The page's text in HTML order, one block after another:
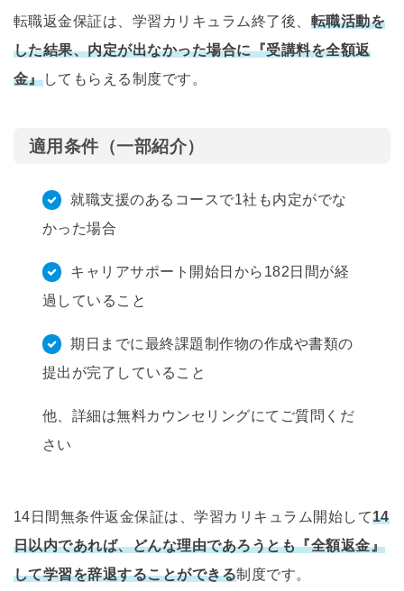
転職返金保証は、学習カリキュラム終了後、 転職活動を
した結果、内定が出なかった場合に『受講料を全額返
金』してもらえる制度です。
適用条件（一部紹介）
就職支援のあるコースで1社も内定がでな
かった場合
キャリアサポート開始日から182日間が経
過していること
期日までに最終課題制作物の作成や書類の
提出が完了していること
他、詳細は無料カウンセリングにてご質問くだ
さい
14日間無条件返金保証は、学習カリキュラム開始して14
日以内であれば、どんな理由であろうとも『全額返金』
して学習を辞退することができる制度です。